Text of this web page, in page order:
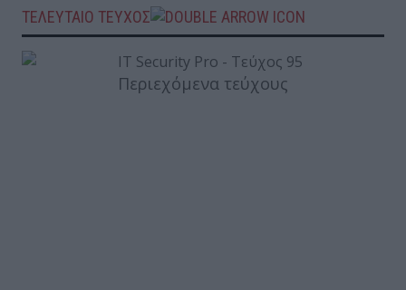
ΤΕΛΕΥΤΑΙΟ ΤΕΥΧΟΣ
Περιεχόμενα τεύχους